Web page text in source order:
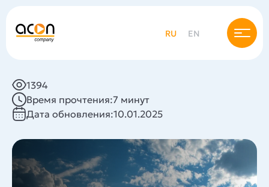
RU EN
1394
Время прочтения:7 минут
Дата обновления:10.01.2025